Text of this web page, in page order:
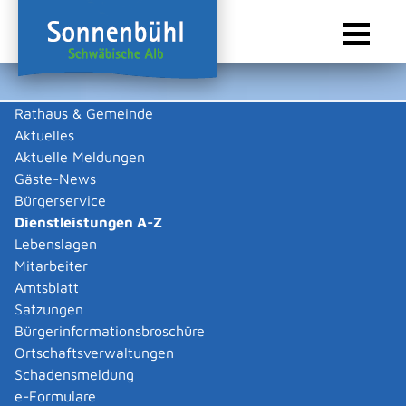
Rathaus & Gemeinde
Aktuelles
Aktuelle Meldungen
Gäste-News
Bürgerservice
Dienstleistungen A-Z
Lebenslagen
Mitarbeiter
Amtsblatt
Satzungen
Bürgerinformationsbroschüre
Ortschaftsverwaltungen
Schadensmeldung
e-Formulare
Sie sind hier:
Dienstleistungen A-Z
Dienstleistungen A-Z
Leistungen
Vielzahl von kommunalen und staatlichen
Verwaltungsvorgängen. Insbesondere erhalten Sie
Informationen zu den erforderlichen Unterlagen die zu
einer bestimmen Verwaltungsdienstleistung notwendig